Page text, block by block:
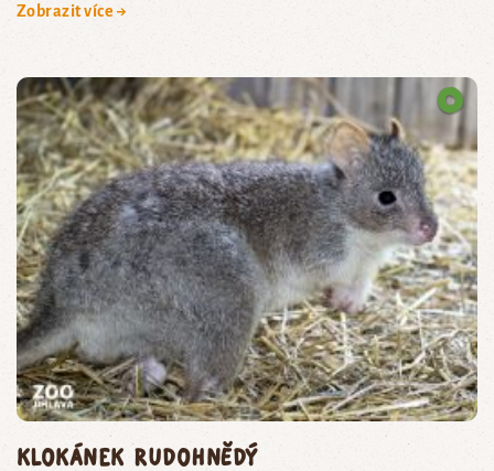
Zobrazit více →
klokánek rudohnědý